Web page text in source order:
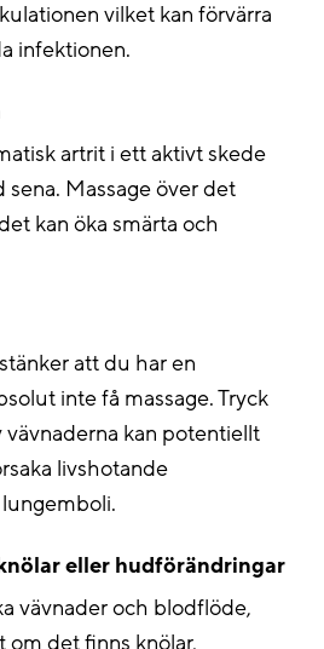
vilket kan förvärra
infektionen.
artrit i ett aktivt skede
Massage över det
kan öka smärta och
att du har en
inte få massage. Tryck
kan potentiellt
livshotande
eller hudförändringar
vävnader och blodflöde,